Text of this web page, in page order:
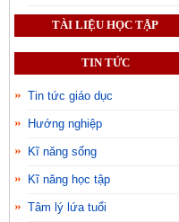
TÀI LIỆU HỌC TẬP
TIN TỨC
Tin tức giáo dục
Hướng nghiệp
Kĩ năng sống
Kĩ năng học tập
Tâm lý lứa tuổi